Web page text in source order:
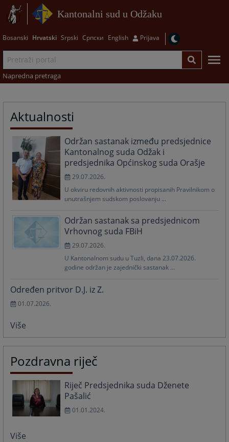
Kantonalni sud u Odžaku
Bosanski Hrvatski Srpski Српски English Prijava
Napredna pretraga
Aktualnosti
Održan sastanak između predsjednice
Kantonalnog suda Odžak i
predsjednika Općinskog suda Orašje
29.07.2026.
U okviru redovnih aktivnosti propisanih Pravilnikom o
unutrašnjem sudskom poslovanju ...
Održan sastanak sa predsjednicom
Vrhovnog suda FBiH
29.07.2026.
U Kantonalnom sudu u Tuzli, dana 23.07.2026.
godine održan je zajednički sastanak ...
Određen pritvor D.J. iz Z.
01.07.2026.
Više
Pozdravna riječ
Riječ Predsjednika suda Dženete
Pašalić
01.01.2024.
Više